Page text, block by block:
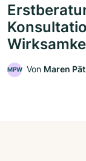
MPW Von Maren